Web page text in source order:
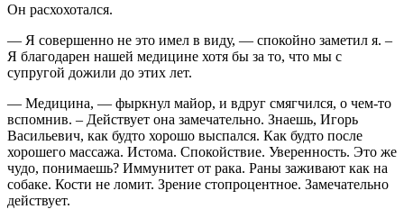
Он расхохотался.
— Я совершенно не это имел в виду, — спокойно заметил я. –
Я благодарен нашей медицине хотя бы за то, что мы с
супругой дожили до этих лет.
— Медицина, — фыркнул майор, и вдруг смягчился, о чем-то
вспомнив. – Действует она замечательно. Знаешь, Игорь
Васильевич, как будто хорошо выспался. Как будто после
хорошего массажа. Истома. Спокойствие. Уверенность. Это же
чудо, понимаешь? Иммунитет от рака. Раны заживают как на
собаке. Кости не ломит. Зрение стопроцентное. Замечательно
действует.